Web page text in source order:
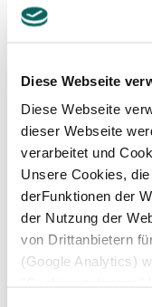
Diese Webseite
Diese Webseite
dieser Webseite
verarbeitet und
Unsere Cookies,
derFunktionen der
der Nutzung der
von Drittanbietern
(Google Analytics)
JETZT
Mit Stolz
Werfen Sie einen
Team.